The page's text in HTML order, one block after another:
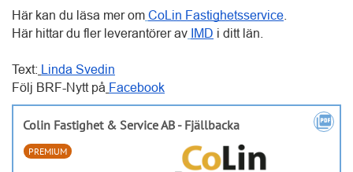
Colin Fastighet & Service AB - Fjällbacka
call 0705874646
public fastighetsservicevastragotaland.se/ MER INFO >